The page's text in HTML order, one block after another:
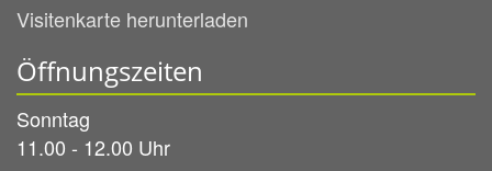
Visitenkarte herunterladen
Öffnungszeiten
Sonntag
11.00 - 12.00 Uhr